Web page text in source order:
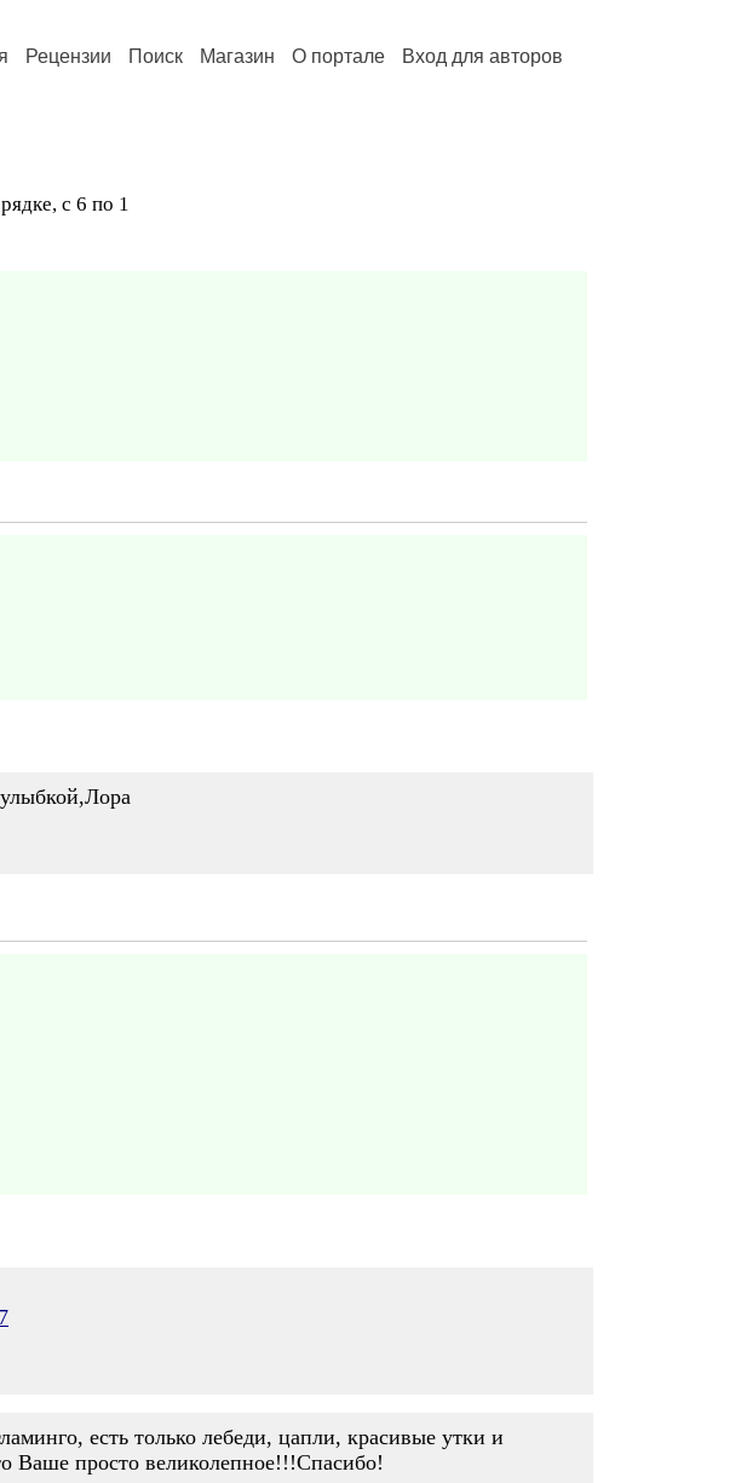
Рецензии Поиск Магазин О портале Вход для авторов
с 6 по 1
есть только лебеди, цапли, красивые утки и
Ваше просто великолепное!!!Спасибо!